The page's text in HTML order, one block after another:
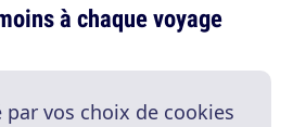
à chaque voyage
vos choix de cookies